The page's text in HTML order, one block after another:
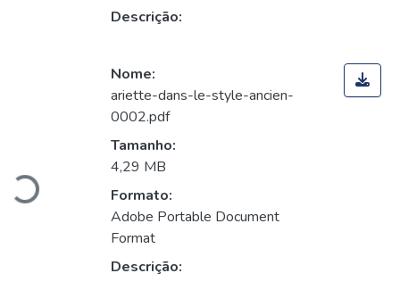
Descrição:
Carregando...
Nome:
ariette-dans-le-style-ancien-
0002.pdf
Tamanho:
4,29 MB
Formato:
Adobe Portable Document
Format
Descrição: